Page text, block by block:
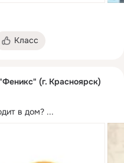
Класс
(г. Красноярск)
в дом? ...